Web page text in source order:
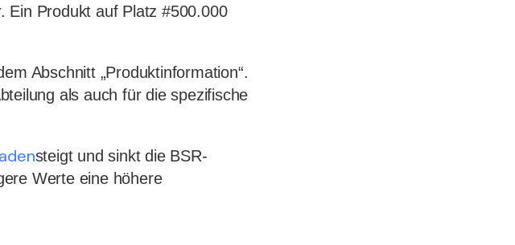
Ein Produkt auf Platz #500.000
Abschnitt „Produktinformation“.
als auch für die spezifische
steigt und sinkt die BSR-
Werte eine höhere